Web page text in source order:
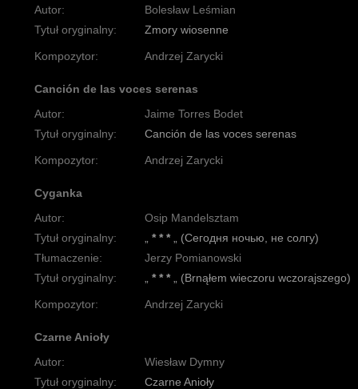
Autor:
Bolesław Leśmian
Tytuł oryginalny:
Zmory wiosenne
Kompozytor: Andrzej Zarycki
Canción de las voces serenas
Autor:
Jaime Torres Bodet
Tytuł oryginalny:
Canción de las voces serenas
Kompozytor: Andrzej Zarycki
Cyganka
Autor:
Osip Mandelsztam
Tytuł oryginalny:
* * *„ (Сегодня ночью, не солгу)
Tłumaczenie:
Jerzy Pomianowski
Tytuł oryginalny:
* * *„ (Brnąłem wieczoru wczorajszego)
Kompozytor: Andrzej Zarycki
Czarne Anioły
Autor:
Wiesław Dymny
Tytuł oryginalny:
Czarne Anioły